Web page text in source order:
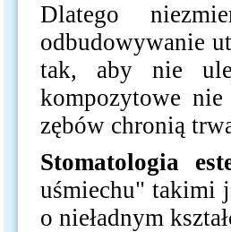
Dlatego
odbudowywanie
tak, aby nie
kompozytowe
zębów chronią
Stomatologia
uśmiechu" takimi
o nieładnym